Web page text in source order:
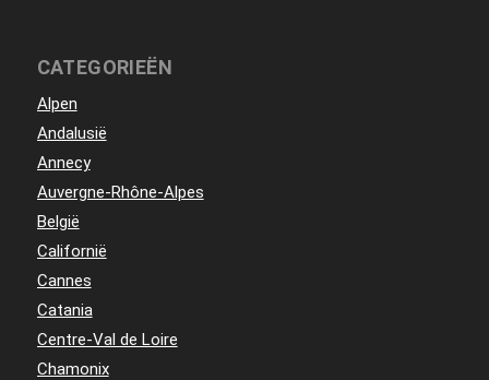
CATEGORIEËN
Alpen
Andalusië
Annecy
Auvergne-Rhône-Alpes
België
Californië
Cannes
Catania
Centre-Val de Loire
Chamonix